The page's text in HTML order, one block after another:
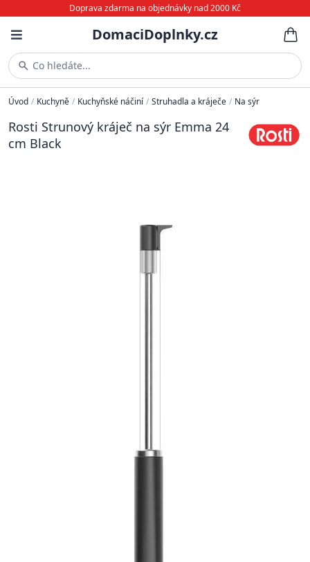
Doprava zdarma na objednávky nad 2000 Kč
DomaciDoplnky.cz
Co hledáte...
Úvod / Kuchyně / Kuchyňské náčiní / Struhadla a kráječe / Na sýr
Rosti Strunový kráječ na sýr Emma 24
cm Black